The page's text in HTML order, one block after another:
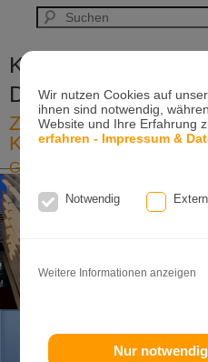
Wir nutzen Cookies auf
ihnen sind notwendig,
Website und Ihre Erfahrung
erfahren - Impressum &
Notwendig
Weitere Informationen anzeigen
Nur
Dr. Konik &
Zahn- und
Kinder und Erwachsene
Ganzheitliche-Kieferorthopädie
Erwachsenen-Kieferorthopädie
Tel. +49(0)7151-96 94 0-0
HOME